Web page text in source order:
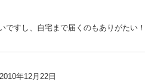
すし、自宅まで届くのもありがたい！
2010年12月22日